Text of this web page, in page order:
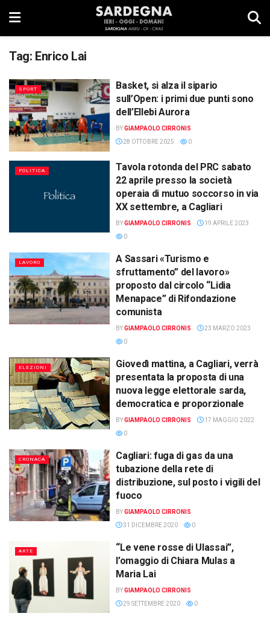
Tag: Enrico Lai
SPORT
Basket, si alza il sipario
sull’Open: i primi due punti sono
dell’Ellebi Aurora
BYGIAMPAOLO CIRRONIS
28 OTTOBRE 2025
0
POLITICA
Tavola rotonda del PRC sabato
22 aprile presso la società
operaia di mutuo soccorso in via
XX settembre, a Cagliari
BYGIAMPAOLO CIRRONIS
19 APRILE 2023
0
LAVORO
A Sassari «Turismo e
sfruttamento” del lavoro»
proposto dal circolo “Lidia
Menapace” di Rifondazione
comunista
BYGIAMPAOLO CIRRONIS
23 MARZO 2023
0
ELEZIONI
Giovedì mattina, a Cagliari, verrà
presentata la proposta di una
nuova legge elettorale sarda,
democratica e proporzionale
BYGIAMPAOLO CIRRONIS
17 MAGGIO 2022
0
CRONACA
Cagliari: fuga di gas da una
tubazione della rete di
distribuzione, sul posto i vigili del
fuoco
BYGIAMPAOLO CIRRONIS
31 DICEMBRE 2020
0
ARTE
“Le vene rosse di Ulassai”,
l’omaggio di Chiara Mulas a
Maria Lai
BYGIAMPAOLO CIRRONIS
29 SETTEMBRE 2020
0